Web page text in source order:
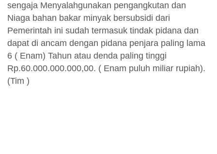
sengaja Menyalahgunakan pengangkutan dan
Niaga bahan bakar minyak bersubsidi dari
Pemerintah ini sudah termasuk tindak pidana dan
dapat di ancam dengan pidana penjara paling lama
6 ( Enam) Tahun atau denda paling tinggi
Rp.60.000.000.000,00. ( Enam puluh miliar rupiah).
(Tim )